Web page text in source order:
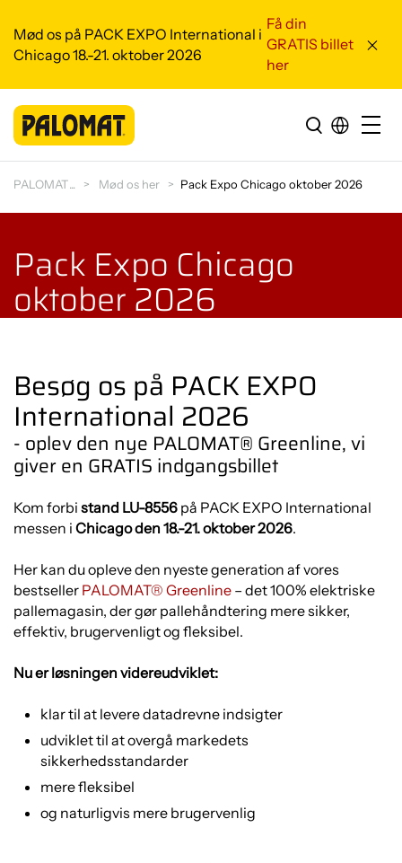
Mød os på PACK EXPO International i
Chicago 18.-21. oktober 2026
Få din
GRATIS billet
her
PALOMAT Mød os her Pack Expo Chicago oktober 2026
Pack Expo Chicago
oktober 2026
Besøg os på PACK EXPO
International 2026
- oplev den nye PALOMAT® Greenline, vi
giver en GRATIS indgangsbillet
Kom forbi stand LU-8556 på PACK EXPO International
messen i Chicago den 18.-21. oktober 2026.
Her kan du opleve den nyeste generation af vores
bestseller PALOMAT® Greenline – det 100% elektriske
pallemagasin, der gør pallehåndtering mere sikker,
effektiv, brugervenligt og fleksibel.
Nu er løsningen videreudviklet:
klar til at levere datadrevne indsigter
udviklet til at overgå markedets
sikkerhedsstandarder
mere fleksibel
og naturligvis mere brugervenlig